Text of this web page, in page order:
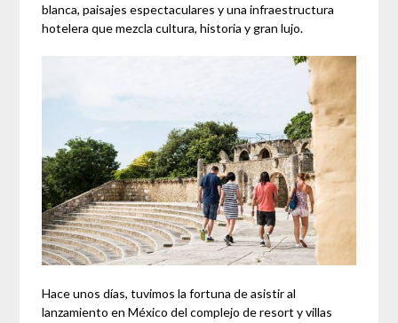
blanca, paisajes espectaculares y una infraestructura
hotelera que mezcla cultura, historia y gran lujo.
Hace unos días, tuvimos la fortuna de asistir al
lanzamiento en México del complejo de resort y villas